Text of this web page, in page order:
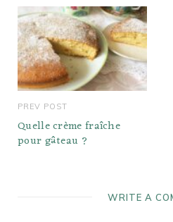
narration de la Bible et…
PREV POST
Quelle crème fraîche
pour gâteau ?
WRITE A